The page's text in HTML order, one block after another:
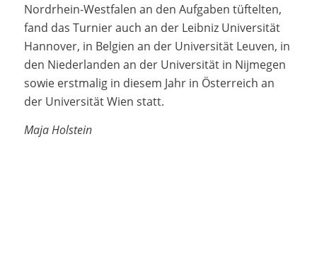
Nordrhein-Westfalen an den Aufgaben tüftelten,
fand das Turnier auch an der Leibniz Universität
Hannover, in Belgien an der Universität Leuven, in
den Niederlanden an der Universität in Nijmegen
sowie erstmalig in diesem Jahr in Österreich an
der Universität Wien statt.
Maja Holstein